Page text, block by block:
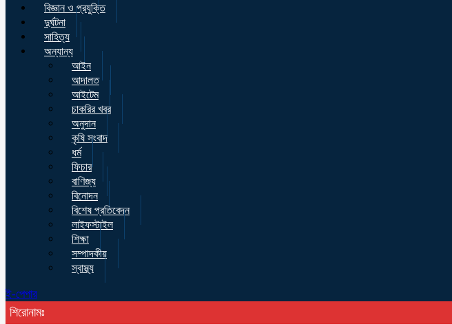
বিজ্ঞান ও প্রযুক্তি
দুর্ঘটনা
সাহিত্য
অন্যান্য
আইন
আদালত
আইটেম
চাকরির খবর
অনুদান
কৃষি সংবাদ
ধর্ম
ফিচার
বাণিজ্য
বিনোদন
বিশেষ প্রতিবেদন
লাইফস্টাইল
শিক্ষা
সম্পাদকীয়
স্বাস্থ্য
ই-পেপার
শিরোনামঃ